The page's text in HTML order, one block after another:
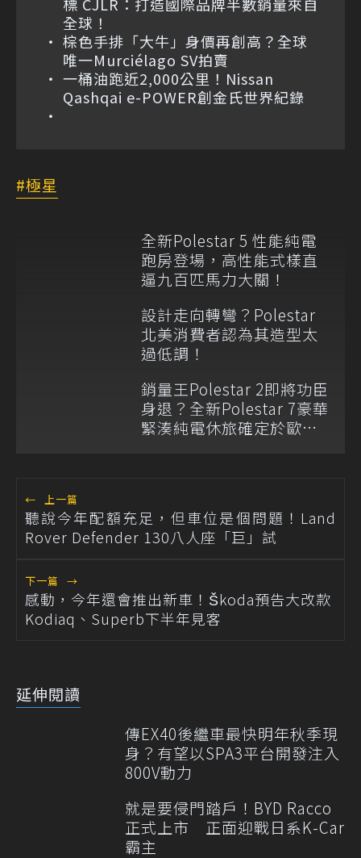
全球！
棕色手排「大牛」身價再創高？全球
唯一Murciélago SV拍賣
一桶油跑近2,000公里！Nissan
Qashqai e-POWER創金氏世界紀錄
極星
全新Polestar 5 性能純電
跑房登場，高性能式樣直
逼九百匹馬力大關！
設計走向轉彎？Polestar
北美消費者認為其造型太
過低調！
銷量王Polestar 2即將功臣
身退？全新Polestar 7豪華
緊湊純電休旅確定於歐洲
← 上一篇
聽說今年配額充足，但車位是個問題！Land
Rover Defender 130八人座「巨」試
下一篇 →
感動，今年還會推出新車！Škoda預告大改款
Kodiaq、Superb下半年見客
延伸閱讀
傳EX40後繼車最快明年秋季現
身？有望以SPA3平台開發注入
800V動力
就是要侵門踏戶！BYD Racco
正式上市 正面迎戰日系K-Car
霸主